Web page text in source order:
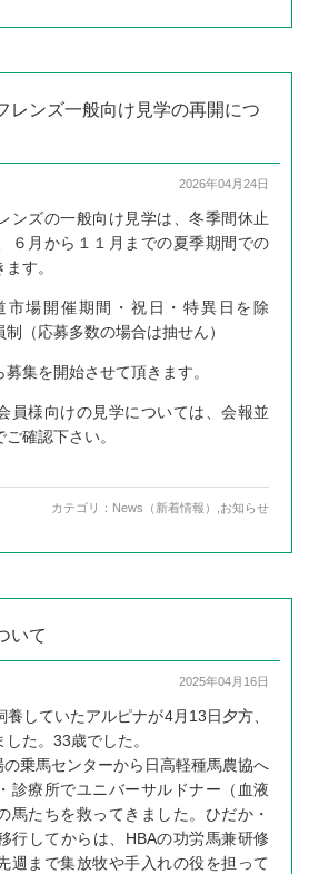
レンズ一般向け見学の再開につ
2026年04月24日
ンズの一般向け見学は、冬季間休止
６月から１１月までの夏季期間での
す。
市場開催期間・祝日・特異日を除
（応募多数の場合は抽せん）
集を開始させて頂きます。
員様向けの見学については、会報並
ご確認下さい。
カテゴリ： News（新着情報） お知らせ
いて
2025年04月16日
していたアルピナが4月13日夕方、
た。33歳でした。
乗馬センターから日高軽種馬農協へ
診療所でユニバーサルドナー（血液
馬たちを救ってきました。ひだか・
行してからは、HBAの功労馬兼研修
週まで集放牧や手入れの役を担って